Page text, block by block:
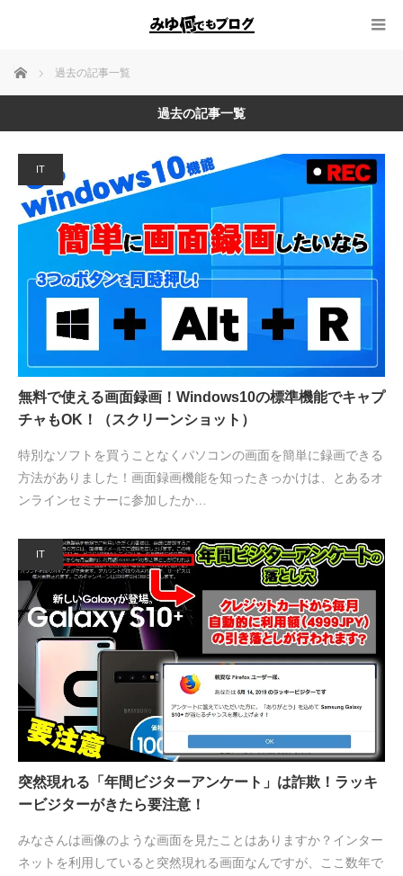
ホーム過去の記事一覧
過去の記事一覧
IT
無料で使える画面録画！Windows10の標準機能でキャプ
チャもOK！（スクリーンショット）
特別なソフトを買うことなくパソコンの画面を簡単に録画できる
方法がありました！画面録画機能を知ったきっかけは、とあるオ
ンラインセミナーに参加したか…
IT
突然現れる「年間ビジターアンケート」は詐欺！ラッキ
ービジターがきたら要注意！
みなさんは画像のような画面を見たことはありますか？インター
ネットを利用していると突然現れる画面なんですが、ここ数年で